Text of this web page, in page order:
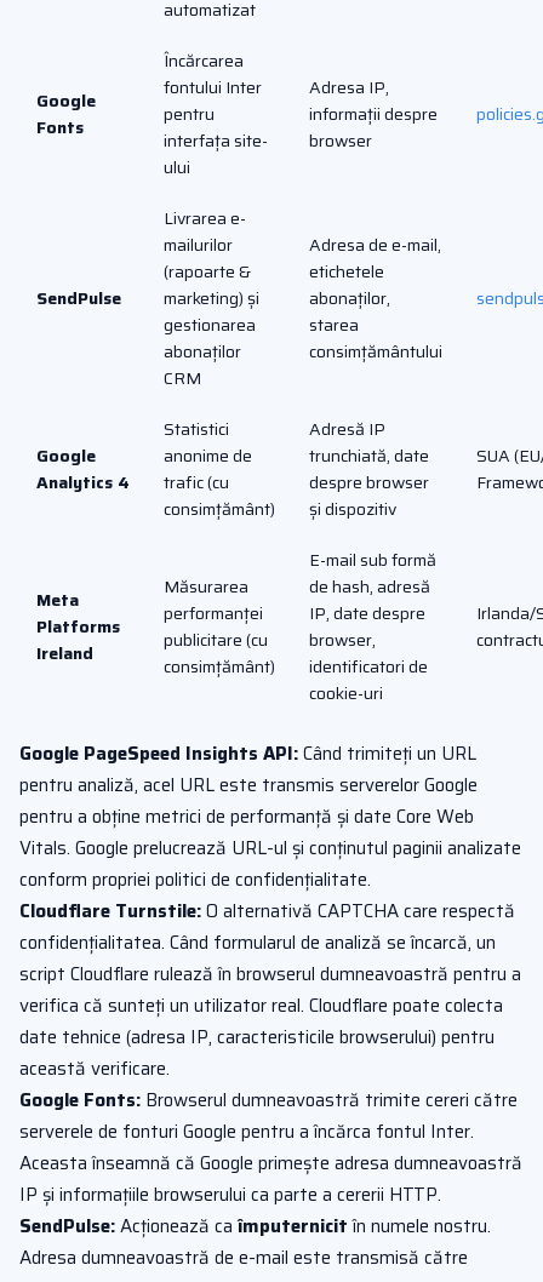
automatizat
Google
Fonts
Încărcarea
fontului Inter
pentru
interfața site-
ului
Adresa IP,
informații despre
browser
SendPulse
Livrarea e-
mailurilor
(rapoarte &
marketing) și
gestionarea
abonaților
CRM
Adresa de e-mail,
etichetele
abonaților,
starea
consimțământului
Google
Analytics 4
Statistici
anonime de
trafic (cu
consimțământ)
Adresă IP
trunchiată, date
despre browser
și dispozitiv
SUA
Meta
Platforms
Ireland
Măsurarea
performanței
publicitare (cu
consimțământ)
E-mail sub formă
de hash, adresă
IP, date despre
browser,
identificatori de
cookie-uri
Irlanda/
Google PageSpeed Insights API:Când trimiteți un URL
pentru analiză, acel URL este transmis serverelor Google
pentru a obține metrici de performanță și date Core Web
Vitals. Google prelucrează URL-ul și conținutul paginii analizate
conform propriei politici de confidențialitate.
Cloudflare Turnstile:O alternativă CAPTCHA care respectă
confidențialitatea. Când formularul de analiză se încarcă, un
script Cloudflare rulează în browserul dumneavoastră pentru a
verifica că sunteți un utilizator real. Cloudflare poate colecta
date tehnice (adresa IP, caracteristicile browserului) pentru
această verificare.
Google Fonts: Browserul dumneavoastră trimite cereri către
serverele de fonturi Google pentru a încărca fontul Inter.
Aceasta înseamnă că Google primește adresa dumneavoastră
IP și informațiile browserului ca parte a cererii HTTP.
SendPulse:Acționează caîmputernicitîn numele nostru.
Adresa dumneavoastră de e-mail este transmisă către